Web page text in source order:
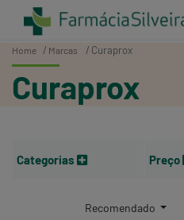
Home Marcas Curaprox
Curaprox
Categorias Preço
Recomendado